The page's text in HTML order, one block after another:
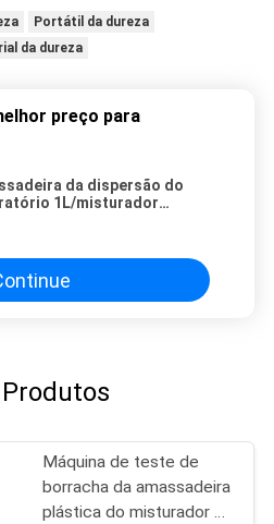
Portátil da dureza
da dureza
preço para
da dispersão do
1L/misturador
Máquina de teste de
borracha da amassadeira
plástica do misturador de